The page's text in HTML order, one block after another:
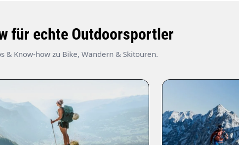
für echte Outdoorsportler
& Know-how zu Bike, Wandern & Skitouren.